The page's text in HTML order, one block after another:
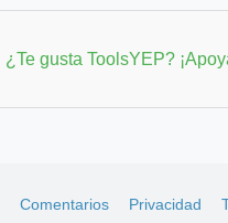
¿Te gusta ToolsYEP?
Comentarios Privacidad